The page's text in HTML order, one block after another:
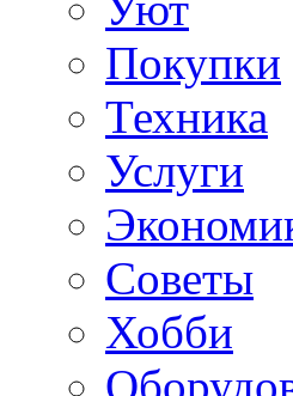
Покупки
Техника
Услуги
Советы
Хобби